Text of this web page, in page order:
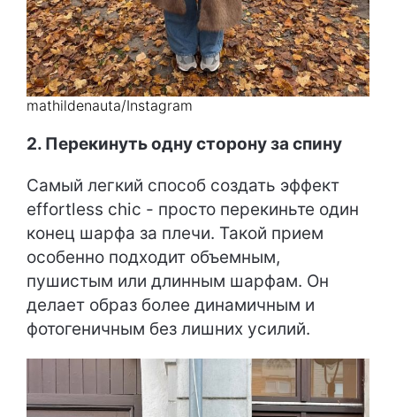
mathildenauta/Instagram
2. Перекинуть одну сторону за спину
Самый легкий способ создать эффект
effortless chic - просто перекиньте один
конец шарфа за плечи. Такой прием
особенно подходит объемным,
пушистым или длинным шарфам. Он
делает образ более динамичным и
фотогеничным без лишних усилий.